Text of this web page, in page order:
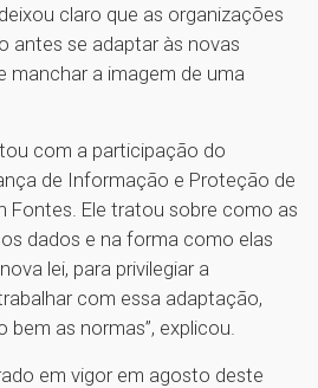
claro que as organizações
antes se adaptar às novas
manchar a imagem de uma
com a participação do
de Informação e Proteção de
Fontes. Ele tratou sobre como as
dados e na forma como elas
lei, para privilegiar a
com essa adaptação,
as normas”, explicou.
em vigor em agosto deste